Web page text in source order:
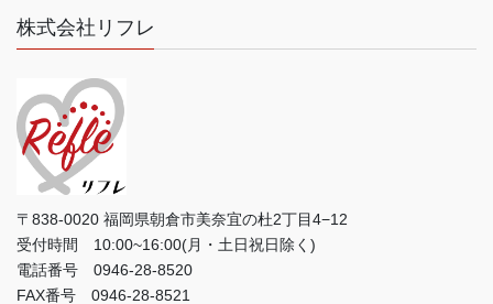
株式会社リフレ
〒838-0020 福岡県朝倉市美奈宜の杜2丁目4−12
受付時間 10:00~16:00(月・土日祝日除く)
電話番号 0946-28-8520
FAX番号 0946-28-8521